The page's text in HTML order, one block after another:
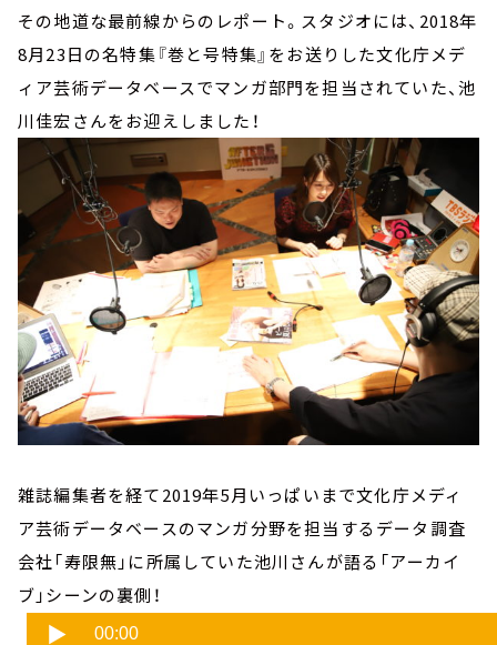
その地道な最前線からのレポート。スタジオには、2018年
8月23日の名特集『巻と号特集』をお送りした文化庁メデ
ィア芸術データベースでマンガ部門を担当されていた、池
川佳宏さんをお迎えしました！
雑誌編集者を経て2019年5月いっぱいまで文化庁メディ
ア芸術データベースのマンガ分野を担当するデータ調査
会社「寿限無」に所属していた池川さんが語る「アーカイ
ブ」シーンの裏側！